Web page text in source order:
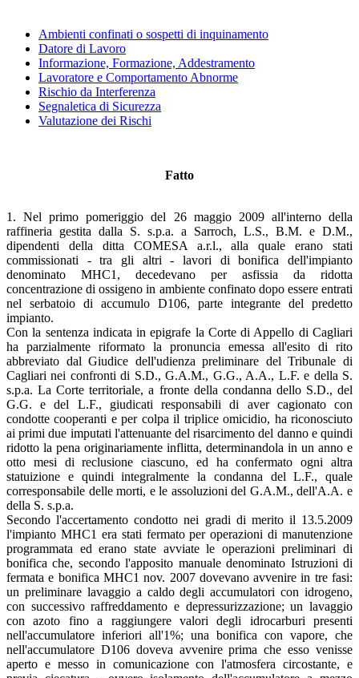
Ambienti confinati o sospetti di inquinamento
Datore di Lavoro
Informazione, Formazione, Addestramento
Lavoratore e Comportamento Abnorme
Rischio da Interferenza
Segnaletica di Sicurezza
Valutazione dei Rischi
Fatto
1. Nel primo pomeriggio del 26 maggio 2009 all'interno della
raffineria gestita dalla S. s.p.a. a Sarroch, L.S., B.M. e D.M.,
dipendenti della ditta COMESA a.r.l., alla quale erano stati
commissionati - tra gli altri - lavori di bonifica dell'impianto
denominato MHC1, decedevano per asfissia da ridotta
concentrazione di ossigeno in ambiente confinato dopo essere entrati
nel serbatoio di accumulo D106, parte integrante del predetto
impianto.
Con la sentenza indicata in epigrafe la Corte di Appello di Cagliari
ha parzialmente riformato la pronuncia emessa all'esito di rito
abbreviato dal Giudice dell'udienza preliminare del Tribunale di
Cagliari nei confronti di S.D., G.A.M., G.G., A.A., L.F. e della S.
s.p.a. La Corte territoriale, a fronte della condanna dello S.D., del
G.G. e del L.F., giudicati responsabili di aver cagionato con
condotte cooperanti e per colpa il triplice omicidio, ha riconosciuto
ai primi due imputati l'attenuante del risarcimento del danno e quindi
ridotto la pena originariamente inflitta, determinandola in un anno e
otto mesi di reclusione ciascuno, ed ha confermato ogni altra
statuizione e quindi integralmente la condanna del L.F., quale
corresponsabile delle morti, e le assoluzioni del G.A.M., dell'A.A. e
della S. s.p.a.
Secondo l'accertamento condotto nei gradi di merito il 13.5.2009
l'impianto MHC1 era stati fermato per operazioni di manutenzione
programmata ed erano state avviate le operazioni preliminari di
bonifica che, secondo l'apposito manuale denominato Istruzioni di
fermata e bonifica MHC1 nov. 2007 dovevano avvenire in tre fasi:
un preliminare lavaggio a caldo degli accumulatori con idrogeno,
con successivo raffreddamento e depressurizzazione; un lavaggio
con azoto fino a raggiungere valori degli idrocarburi presenti
nell'accumulatore inferiori all'1%; una bonifica con vapore, che
nell'accumulatore D106 doveva avvenire prima che esso venisse
aperto e messo in comunicazione con l'atmosfera circostante, e